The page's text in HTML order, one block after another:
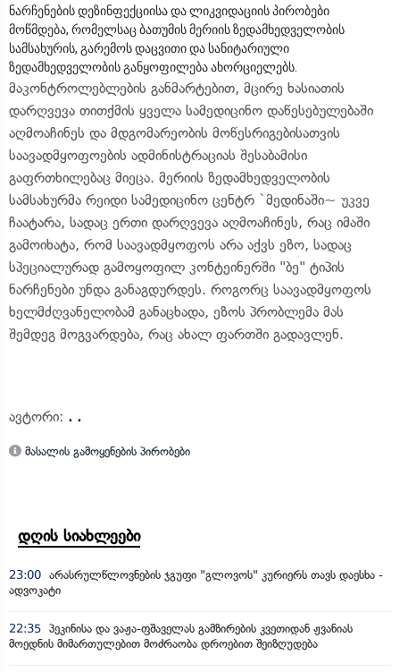
ნარჩენების დეზინფექციისა და ლიკვიდაციის პირობები
მოწმდება, რომელსაც ბათუმის მერიის ზედამხედველობის
სამსახურის, გარემოს დაცვითი და სანიტარიული
ზედამხედველობის განყოფილება ახორციელებს.
მაკონტროლებლების განმარტებით, მცირე ხასიათის
დარღვევა თითქმის ყველა სამედიცინო დაწესებულებაში
აღმოაჩინეს და მდგომარეობის მოწესრიგებისათვის
საავადმყოფოების ადმინისტრაციას შესაბამისი
გაფრთხილებაც მიეცა. მერიის ზედამხედველობის
სამსახურმა რეიდი სამედიცინო ცენტრ `მედინაში~ უკვე
ჩაატარა, სადაც ერთი დარღვევა აღმოაჩინეს, რაც იმაში
გამოიხატა, რომ საავადმყოფოს არა აქვს ეზო, სადაც
სპეციალურად გამოყოფილ კონტეინერში "ბე" ტიპის
ნარჩენები უნდა განაგდურდეს. როგორც საავადმყოფოს
ხელმძღვანელობამ განაცხადა, ეზოს პრობლემა მას
შემდეგ მოგვარდება, რაც ახალ ფართში გადავლენ.
ავტორი: . .
მასალის გამოყენების პირობები
დღის სიახლეები
23:00 არასრულწლოვნების ჯგუფი "გლოვოს" კურიერს თავს დაესხა -
ადვოკატი
22:35 პეკინისა და ვაჟა-ფშაველას გამზირების კვეთიდან ჟვანიას
მოედნის მიმართულებით მოძრაობა დროებით შეიზღუდება